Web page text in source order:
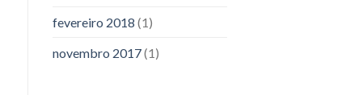
fevereiro 2018 (1)
novembro 2017(1)